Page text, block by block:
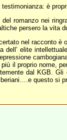
è
romanzo nei
persero la vita
nel racconto è
dell’ elite
il proprio nome,
dal KGB.
questo si